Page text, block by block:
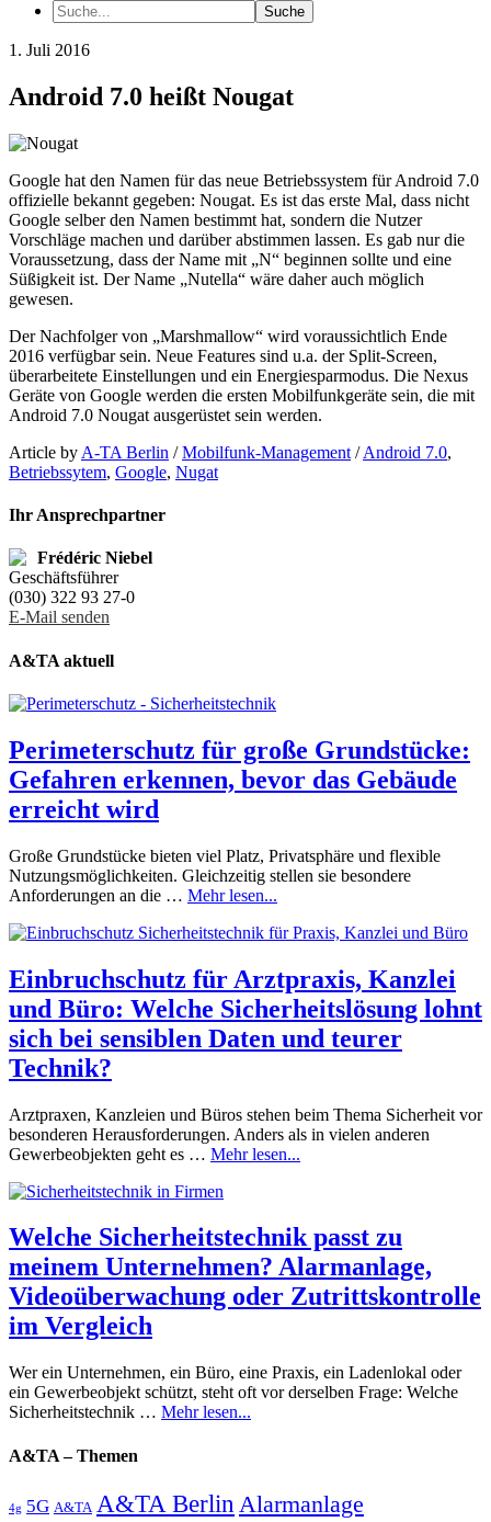
1. Juli 2016
Android 7.0 heißt Nougat
Google hat den Namen für das neue Betriebssystem für Android 7.0
offizielle bekannt gegeben: Nougat. Es ist das erste Mal, dass nicht
Google selber den Namen bestimmt hat, sondern die Nutzer
Vorschläge machen und darüber abstimmen lassen. Es gab nur die
Voraussetzung, dass der Name mit „N“ beginnen sollte und eine
Süßigkeit ist. Der Name „Nutella“ wäre daher auch möglich
gewesen.
Der Nachfolger von „Marshmallow“ wird voraussichtlich Ende
2016 verfügbar sein. Neue Features sind u.a. der Split-Screen,
überarbeitete Einstellungen und ein Energiesparmodus. Die Nexus
Geräte von Google werden die ersten Mobilfunkgeräte sein, die mit
Android 7.0 Nougat ausgerüstet sein werden.
Article by A-TA Berlin /Mobilfunk-Management /Android 7.0,
Betriebssytem, Google, Nugat
Ihr Ansprechpartner
Frédéric Niebel
Geschäftsführer
(030) 322 93 27-0
E-Mail senden
A&TA aktuell
Perimeterschutz für große Grundstücke:
Gefahren erkennen, bevor das Gebäude
erreicht wird
Große Grundstücke bieten viel Platz, Privatsphäre und flexible
Nutzungsmöglichkeiten. Gleichzeitig stellen sie besondere
Anforderungen an die … Mehr lesen...
Einbruchschutz für Arztpraxis, Kanzlei
und Büro: Welche Sicherheitslösung lohnt
sich bei sensiblen Daten und teurer
Technik?
Arztpraxen, Kanzleien und Büros stehen beim Thema Sicherheit vor
besonderen Herausforderungen. Anders als in vielen anderen
Gewerbeobjekten geht es … Mehr lesen...
Welche Sicherheitstechnik passt zu
meinem Unternehmen? Alarmanlage,
Videoüberwachung oder Zutrittskontrolle
im Vergleich
Wer ein Unternehmen, ein Büro, eine Praxis, ein Ladenlokal oder
ein Gewerbeobjekt schützt, steht oft vor derselben Frage: Welche
Sicherheitstechnik … Mehr lesen...
A&TA – Themen
4g 5G A&TA A&TA Berlin Alarmanlage